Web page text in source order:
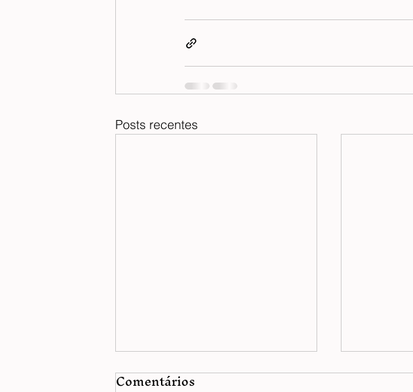
Posts recentes
Comentários